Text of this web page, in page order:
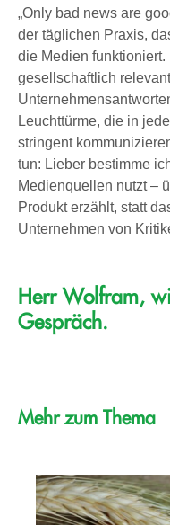
„Only bad news are
der täglichen Praxis,
die Medien
gesellschaftlich
Leuchttürme, die in
stringent
tun: Lieber bestimme
Medienquellen nutzt –
Produkt erzählt, statt
Unternehmen von
Herr Wolfram,
Gespräch.
Mehr zum Thema